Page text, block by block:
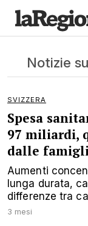
Notizie
SVIZZERA
Spesa
97 miliardi,
dalle
Aumenti
lunga durata,
differenze tra
3 mesi